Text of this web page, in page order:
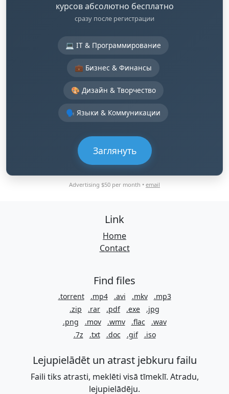
курсов абсолютно бесплатно
сразу после регистрации
💻 IT & Программирование
💼 Бизнес & Финансы
🎨 Дизайн & Творчество
🗣️ Языки & Коммуникации
Заглянуть
Advertising $50 per month • email
Link
Home
Contact
Find files
.torrent .mp4 .avi .mkv
.mp3
.zip
.rar .pdf .exe
.jpg
.png
.mov .wmv .flac
.wav
.7z
.txt .doc .gif .iso
Lejupielādēt un atrast jebkuru failu
Faili tiks atrasti, meklēti visā tīmeklī. Atradu,
lejupielādēju.